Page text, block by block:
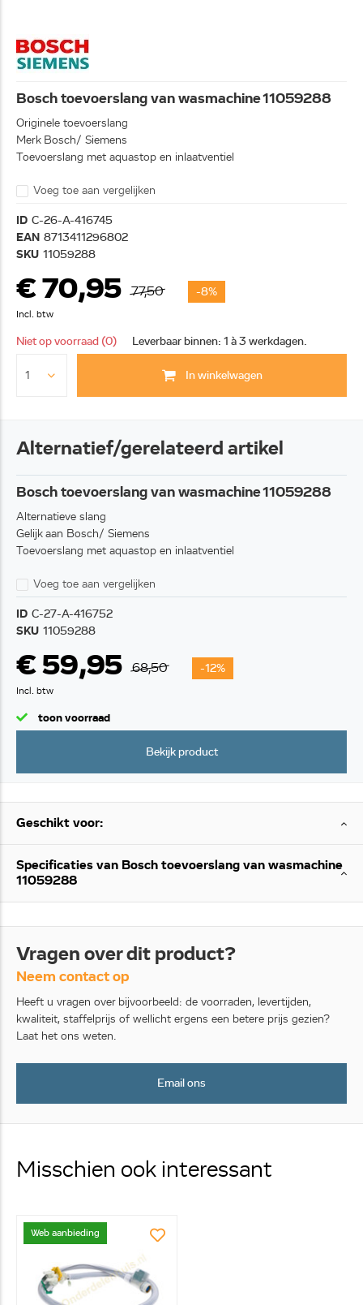
Bosch toevoerslang van wasmachine 11059288
Originele toevoerslang
Merk Bosch/ Siemens
Toevoerslang met aquastop en inlaatventiel
Voeg toe aan vergelijken
ID C-26-A-416745
EAN 8713411296802
SKU 11059288
€ 70,95 77,50 -8%
Incl. btw
Niet op voorraad (0) Leverbaar binnen: 1 à 3 werkdagen.
In winkelwagen
Alternatief/gerelateerd artikel
Bosch toevoerslang van wasmachine 11059288
Alternatieve slang
Gelijk aan Bosch/ Siemens
Toevoerslang met aquastop en inlaatventiel
Voeg toe aan vergelijken
ID C-27-A-416752
SKU 11059288
€ 59,95 68,50 -12%
Incl. btw
toon voorraad
Bekijk product
Geschikt voor:
Specificaties van Bosch toevoerslang van wasmachine
11059288
Vragen over dit product?
Neem contact op
Heeft u vragen over bijvoorbeeld: de voorraden, levertijden,
kwaliteit, staffelprijs of wellicht ergens een betere prijs gezien?
Laat het ons weten.
Email ons
Misschien ook interessant
Web aanbieding